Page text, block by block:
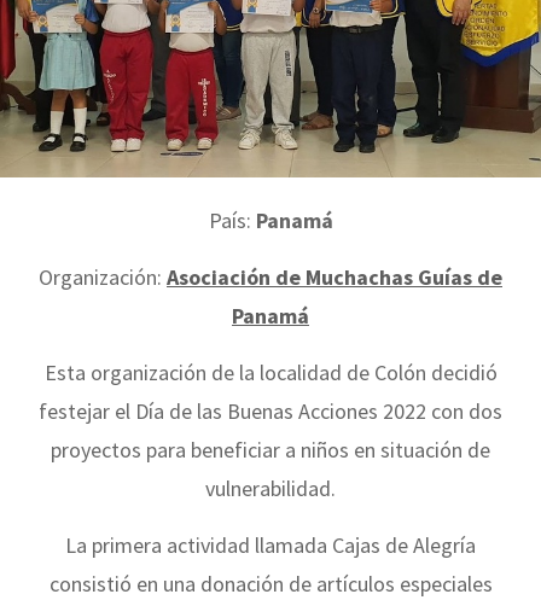
País: Panamá
Organización: Asociación de Muchachas Guías de
Panamá
Esta organización de la localidad de Colón decidió
festejar el Día de las Buenas Acciones 2022 con dos
proyectos para beneficiar a niños en situación de
vulnerabilidad.
La primera actividad llamada Cajas de Alegría
consistió en una donación de artículos especiales